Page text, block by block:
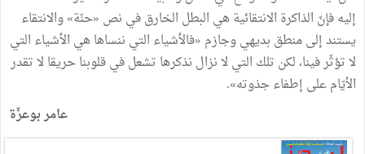
إليه فإنّ الذاكرة الانتقائية هي البطل الخارق في نص «حنّة» والانتقاء
يستند إلى منطق بديهي وجازم «فالأشياء التي ننساها هي الأشياء التي
لا تؤثّر فينا، لكن تلك التي لا نزال نذكرها تشعل في قلوبنا حريقا لا تقدر
الأيّام على إطفاء جذوته».
عامر بوعزّة